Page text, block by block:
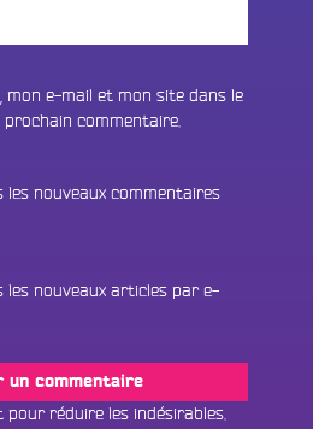
mon e-mail et mon site dans le
commentaire.
les nouveaux commentaires
les nouveaux articles par e-
pour réduire les indésirables.